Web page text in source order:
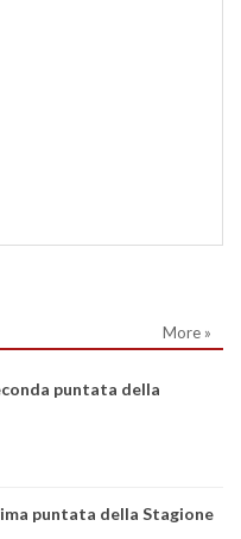
More »
puntata della
puntata della Stagione